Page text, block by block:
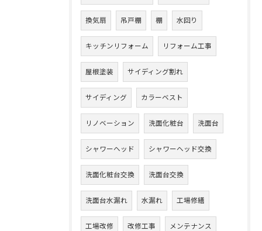
換気扇 吊戸棚 棚 水回り
キッチンリフォーム リフォーム工事
屋根塗装 サイディング割れ
サイディング カラーベスト
リノベーション 洗面化粧台 洗面台
シャワーヘッド シャワーヘッド交換
洗面化粧台交換 洗面台交換
洗面台水漏れ 水漏れ 工場修繕
工場改修 改修工事 メンテナンス